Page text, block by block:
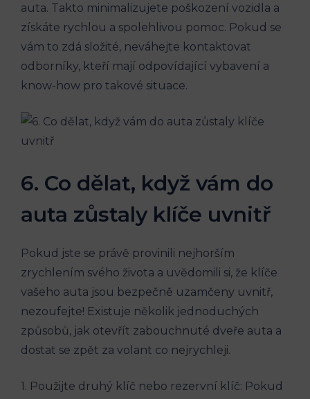
auta. Takto minimalizujete poškození vozidla a
získáte rychlou a spolehlivou pomoc. Pokud se
vám to zdá složité, neváhejte kontaktovat
odborníky, kteří mají odpovídající vybavení a
know-how pro takové situace.
6. Co dělat, když vám do
auta zůstaly klíče uvnitř
Pokud jste se právě provinili nejhorším
zrychlením svého života a uvědomili si, že klíče
vašeho auta jsou bezpečně uzamčeny uvnitř,
nezoufejte! Existuje několik jednoduchých
způsobů, jak otevřít zabouchnuté dveře auta a
dostat se zpět za volant co nejrychleji.
1. Použijte druhý klíč nebo rezervní klíč: Pokud